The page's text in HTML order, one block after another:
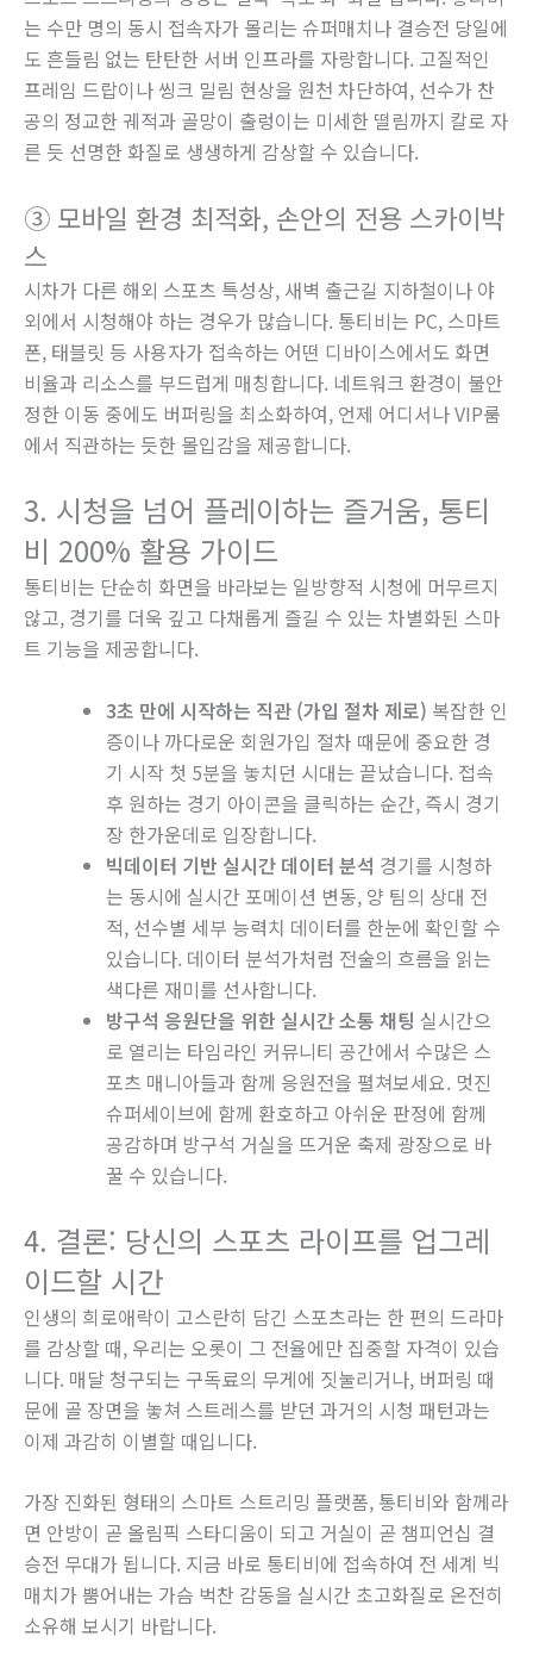
는 수만 명의 동시 접속자가 몰리는 슈퍼매치나 결승전 당일에
도 흔들림 없는 탄탄한 서버 인프라를 자랑합니다. 고질적인
프레임 드랍이나 씽크 밀림 현상을 원천 차단하여, 선수가 찬
공의 정교한 궤적과 골망이 출렁이는 미세한 떨림까지 칼로 자
른 듯 선명한 화질로 생생하게 감상할 수 있습니다.
③ 모바일 환경 최적화, 손안의 전용 스카이박
스
시차가 다른 해외 스포츠 특성상, 새벽 출근길 지하철이나 야
외에서 시청해야 하는 경우가 많습니다. 통티비는 PC, 스마트
폰, 태블릿 등 사용자가 접속하는 어떤 디바이스에서도 화면
비율과 리소스를 부드럽게 매칭합니다. 네트워크 환경이 불안
정한 이동 중에도 버퍼링을 최소화하여, 언제 어디서나 VIP룸
에서 직관하는 듯한 몰입감을 제공합니다.
3. 시청을 넘어 플레이하는 즐거움, 통티
비 200% 활용 가이드
통티비는 단순히 화면을 바라보는 일방향적 시청에 머무르지
않고, 경기를 더욱 깊고 다채롭게 즐길 수 있는 차별화된 스마
트 기능을 제공합니다.
3초 만에 시작하는 직관 (가입 절차 제로) 복잡한 인
증이나 까다로운 회원가입 절차 때문에 중요한 경
기 시작 첫 5분을 놓치던 시대는 끝났습니다. 접속
후 원하는 경기 아이콘을 클릭하는 순간, 즉시 경기
장 한가운데로 입장합니다.
빅데이터 기반 실시간 데이터 분석 경기를 시청하
는 동시에 실시간 포메이션 변동, 양 팀의 상대 전
적, 선수별 세부 능력치 데이터를 한눈에 확인할 수
있습니다. 데이터 분석가처럼 전술의 흐름을 읽는
색다른 재미를 선사합니다.
방구석 응원단을 위한 실시간 소통 채팅 실시간으
로 열리는 타임라인 커뮤니티 공간에서 수많은 스
포츠 매니아들과 함께 응원전을 펼쳐보세요. 멋진
슈퍼세이브에 함께 환호하고 아쉬운 판정에 함께
공감하며 방구석 거실을 뜨거운 축제 광장으로 바
꿀 수 있습니다.
4. 결론: 당신의 스포츠 라이프를 업그레
이드할 시간
인생의 희로애락이 고스란히 담긴 스포츠라는 한 편의 드라마
를 감상할 때, 우리는 오롯이 그 전율에만 집중할 자격이 있습
니다. 매달 청구되는 구독료의 무게에 짓눌리거나, 버퍼링 때
문에 골 장면을 놓쳐 스트레스를 받던 과거의 시청 패턴과는
이제 과감히 이별할 때입니다.
가장 진화된 형태의 스마트 스트리밍 플랫폼, 통티비와 함께라
면 안방이 곧 올림픽 스타디움이 되고 거실이 곧 챔피언십 결
승전 무대가 됩니다. 지금 바로 통티비에 접속하여 전 세계 빅
매치가 뿜어내는 가슴 벅찬 감동을 실시간 초고화질로 온전히
소유해 보시기 바랍니다.